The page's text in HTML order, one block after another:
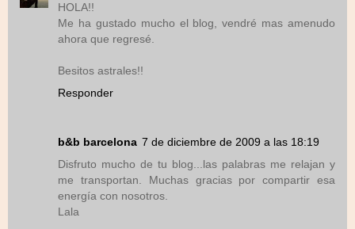
HOLA!!
Me ha gustado mucho el blog, vendré mas amenudo
ahora que regresé.
Besitos astrales!!
Responder
b&b barcelona 7 de diciembre de 2009 a las 18:19
Disfruto mucho de tu blog...las palabras me relajan y
me transportan. Muchas gracias por compartir esa
energía con nosotros.
Lala